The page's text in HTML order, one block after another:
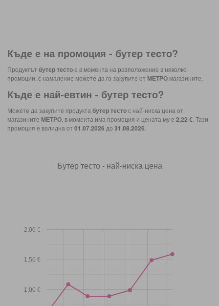
Къде е на промоция - бутер тесто?
Продуктът бутер тестое в момента на разположение в няколко
промоции, с намаление можете да го закупите от МЕТРО магазините.
Къде е най-евтин - бутер тесто?
Можете да закупите продукта бутер тестос най-ниска цена от
магазините МЕТРО , в момента има промоция и цената му е 2,22 € . Тази
промоция е валидна от 01.07.2026 до 31.08.2026
Бутер тесто - най-ниска цена
1,00 €
1,50 €
2,00 €